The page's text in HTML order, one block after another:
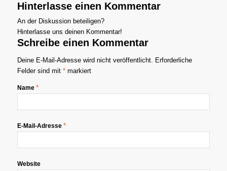
Hinterlasse einen Kommentar
An der Diskussion beteiligen?
Hinterlasse uns deinen Kommentar!
Schreibe einen Kommentar
Deine E-Mail-Adresse wird nicht veröffentlicht. Erforderliche
Felder sind mit *markiert
Name *
E-Mail-Adresse *
Website